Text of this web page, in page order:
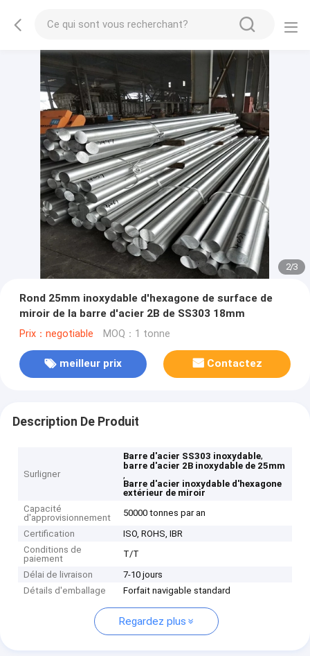
2/3
Rond 25mm inoxydable d'hexagone de surface de
miroir de la barre d'acier 2B de SS303 18mm
Prix：negotiable MOQ：1 tonne
meilleur prix Contactez
Description De Produit
Surligner
Barre d'acier SS303 inoxydable,
barre d'acier 2B inoxydable de 25mm
,
Barre d'acier inoxydable d'hexagone
extérieur de miroir
Capacité
d'approvisionnement
50000 tonnes par an
Certification
ISO, ROHS, IBR
Conditions de
paiement
T/T
Délai de livraison
7-10 jours
Détails d'emballage
Forfait navigable standard
Regardez plus